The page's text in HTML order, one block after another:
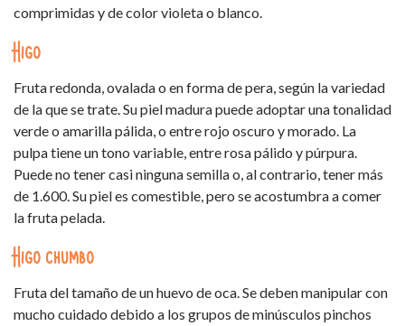
comprimidas y de color violeta o blanco.
Higo
Fruta redonda, ovalada o en forma de pera, según la variedad
de la que se trate. Su piel madura puede adoptar una tonalidad
verde o amarilla pálida, o entre rojo oscuro y morado. La
pulpa tiene un tono variable, entre rosa pálido y púrpura.
Puede no tener casi ninguna semilla o, al contrario, tener más
de 1.600. Su piel es comestible, pero se acostumbra a comer
la fruta pelada.
Higo chumbo
Fruta del tamaño de un huevo de oca. Se deben manipular con
mucho cuidado debido a los grupos de minúsculos pinchos